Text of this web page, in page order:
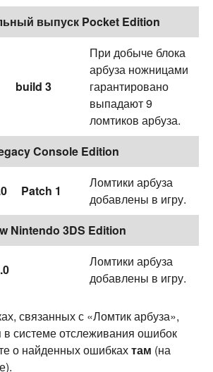
выпуск Pocket Edition
build 3
При добыче блока
арбуза ножницами
гарантировано
выпадают 9
ломтиков арбуза.
Console Edition
Patch 1
Ломтики арбуза
добавлены в игру.
Nintendo 3DS Edition
Ломтики арбуза
добавлены в игру.
связанных с «Ломтик арбуза»,
системе отслеживания ошибок
о найденных ошибкахтам (на